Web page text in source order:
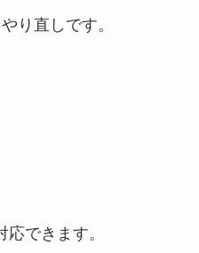
り直しです。
できます。